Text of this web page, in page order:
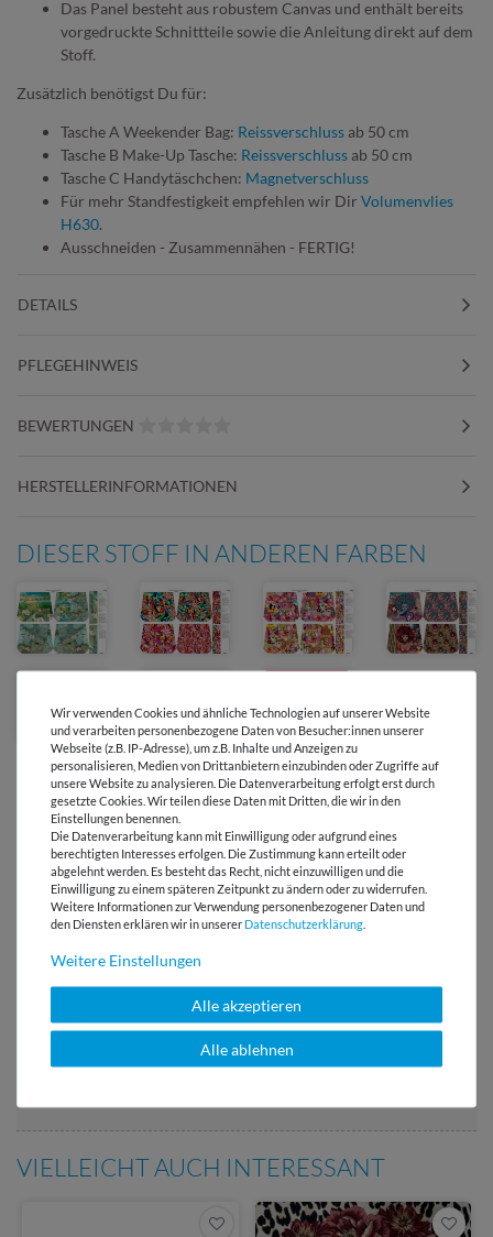
Das Panel besteht aus robustem Canvas und enthält bereits
vorgedruckte Schnittteile sowie die Anleitung direkt auf dem
Stoff.
Zusätzlich benötigst Du für:
Tasche A Weekender Bag: Reissverschlussab 50 cm
Tasche B Make-Up Tasche: Reissverschlussab 50 cm
Tasche C Handytäschchen: Magnetverschluss
Für mehr Standfestigkeit empfehlen wir Dir Volumenvlies
H630.
Ausschneiden - Zusammennähen - FERTIG!
DETAILS
PFLEGEHINWEIS
BEWERTUNGEN
HERSTELLERINFORMATIONEN
DIESER STOFF IN ANDEREN FARBEN
Versandkostenfrei ab 60 € -
Lieferung mit DHL
E-Mail Kundenservice
Über 98% positive
Bewertungen
Über 110 Gratis
Schnittmuster für Dich
VIELLEICHT AUCH INTERESSANT
Wir verwenden Cookies und ähnliche Technologien auf unserer Website
und verarbeiten personenbezogene Daten von Besucher:innen unserer
Webseite (z.B. IP-Adresse), um z.B. Inhalte und Anzeigen zu
personalisieren, Medien von Drittanbietern einzubinden oder Zugriffe auf
unsere Website zu analysieren. Die Datenverarbeitung erfolgt erst durch
gesetzte Cookies. Wir teilen diese Daten mit Dritten, die wir in den
Einstellungen benennen.
Die Datenverarbeitung kann mit Einwilligung oder aufgrund eines
berechtigten Interesses erfolgen. Die Zustimmung kann erteilt oder
abgelehnt werden. Es besteht das Recht, nicht einzuwilligen und die
Einwilligung zu einem späteren Zeitpunkt zu ändern oder zu widerrufen.
Weitere Informationen zur Verwendung personenbezogener Daten und
den Diensten erklären wir in unserer Daten­schutz­erklärung
Weitere Einstellungen
Alle akzeptieren
Alle ablehnen